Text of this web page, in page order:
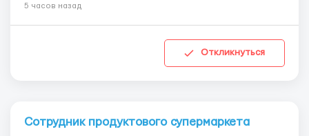
5 часов назад
Откликнуться
Сотрудник продуктового супермаркета